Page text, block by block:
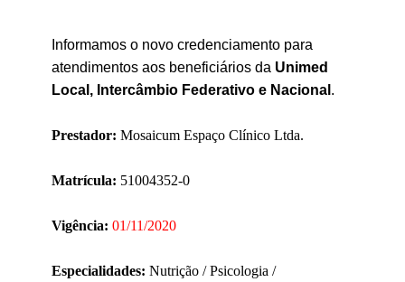
Informamos o novo credenciamento para
atendimentos aos beneficiários da Unimed
Local, Intercâmbio Federativo e Nacional .
Prestador: Mosaicum Espaço Clínico Ltda.
Matrícula: 51004352-0
Vigência: 01/11/2020
Especialidades: Nutrição / Psicologia /